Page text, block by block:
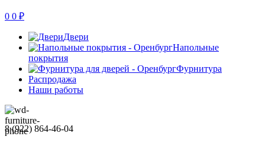
0 0 ₽
Двери
Напольные
покрытия
Фурнитура
Распродажа
Наши работы
8 (922) 864-46-04